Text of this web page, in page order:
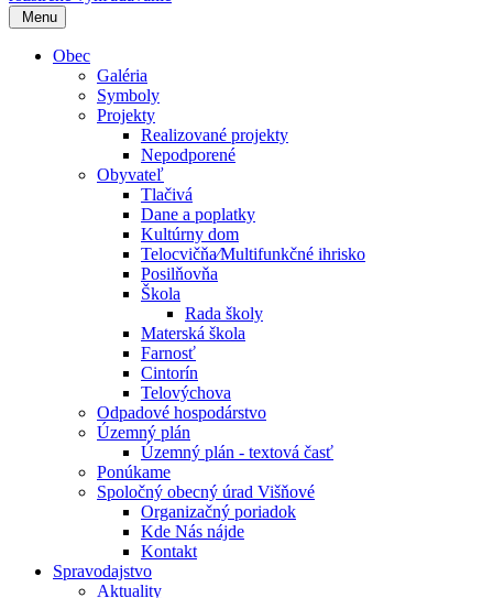
Menu
Obec
Galéria
Symboly
Projekty
Realizované projekty
Nepodporené
Obyvateľ
Tlačivá
Dane a poplatky
Kultúrny dom
Telocvičňa⁄Multifunkčné ihrisko
Posilňovňa
Škola
Rada školy
Materská škola
Farnosť
Cintorín
Telovýchova
Odpadové hospodárstvo
Územný plán
Územný plán - textová časť
Ponúkame
Spoločný obecný úrad Višňové
Organizačný poriadok
Kde Nás nájde
Kontakt
Spravodajstvo
Aktuality